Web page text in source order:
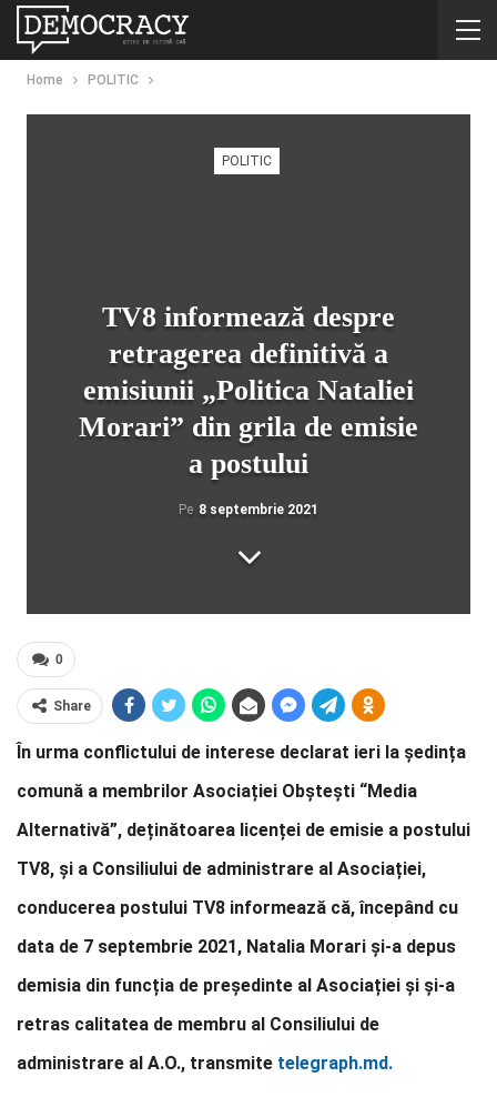
Home POLITIC
POLITIC
TV8 informează despre
retragerea definitivă a
emisiunii „Politica Nataliei
Morari” din grila de emisie
a postului
Pe 8 septembrie 2021
0
Share
În urma conflictului de interese declarat ieri la ședința
comună a membrilor Asociației Obștești “Media
Alternativă”, deținătoarea licenței de emisie a postului
TV8, și a Consiliului de administrare al Asociației,
conducerea postului TV8 informează că, începând cu
data de 7 septembrie 2021, Natalia Morari și-a depus
demisia din funcția de președinte al Asociației și și-a
retras calitatea de membru al Consiliului de
administrare al A.O., transmite telegraph.md.